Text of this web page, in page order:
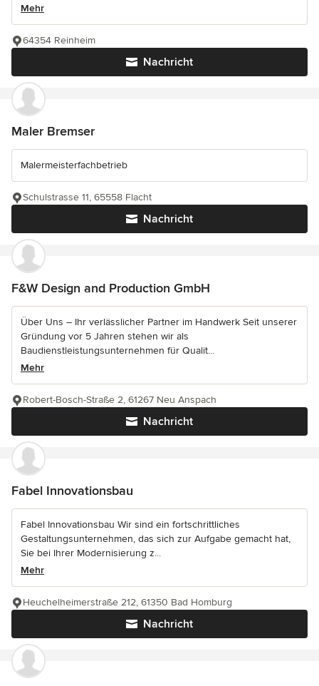
Mehr
Nachricht
64354 Reinheim
Maler Bremser
Malermeisterfachbetrieb
Nachricht
Schulstrasse 11, 65558 Flacht
F&W Design and Production GmbH
Über Uns – Ihr verlässlicher Partner im Handwerk Seit unserer
Gründung vor 5 Jahren stehen wir als
Baudienstleistungsunternehmen für Qualit...
Mehr
Nachricht
Robert-Bosch-Straße 2, 61267 Neu Anspach
Fabel Innovationsbau
Fabel Innovationsbau Wir sind ein fortschrittliches
Gestaltungsunternehmen, das sich zur Aufgabe gemacht hat,
Sie bei Ihrer Modernisierung z...
Mehr
Nachricht
Heuchelheimerstraße 212, 61350 Bad Homburg